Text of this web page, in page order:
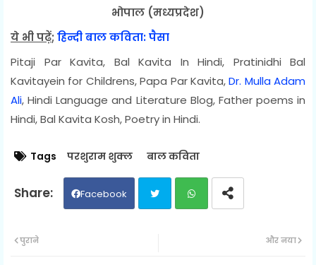
भोपाल (मध्यप्रदेश)
ये भी पढ़ें; हिन्दी बाल कविता: पैसा
Pitaji Par Kavita, Bal Kavita In Hindi, Pratinidhi Bal
Kavitayein for Childrens, Papa Par Kavita,Dr. Mulla Adam
Ali, Hindi Language and Literature Blog, Father poems in
Hindi, Bal Kavita Kosh, Poetry in Hindi.
Tags परशुराम शुक्ल बाल कविता
Facebook
और नया
पुराने